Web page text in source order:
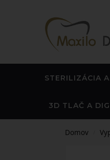
STERILIZÁCIA
3D TLAČ A
Domov